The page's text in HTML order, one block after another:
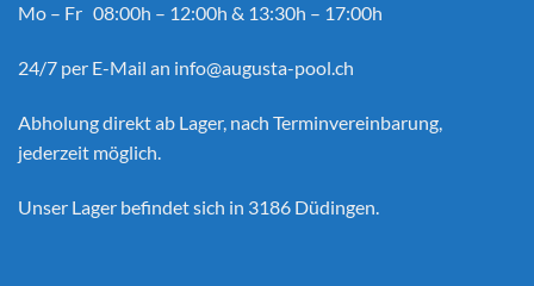
Mo – Fr 08:00h – 12:00h & 13:30h – 17:00h
24/7 per E-Mail an info@augusta-pool.ch
Abholung direkt ab Lager, nach Terminvereinbarung,
jederzeit möglich.
Unser Lager befindet sich in 3186 Düdingen.